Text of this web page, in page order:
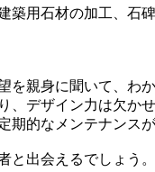
築用石材の加工、
を親身に聞いて、
デザイン力は欠か
期的なメンテナンス
と出会えるでしょう。